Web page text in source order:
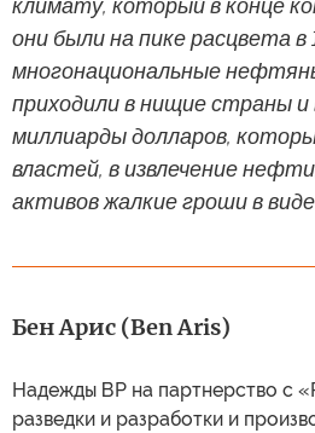
климату, который в конце
они были на пике расцвета в
многонациональные
приходили в нищие страны и
миллиарды долларов,
властей, в извлечение
активов жалкие гроши в
Бен Арис (Ben Aris)
Надежды ВР на партнерство с
разведки и разработки и